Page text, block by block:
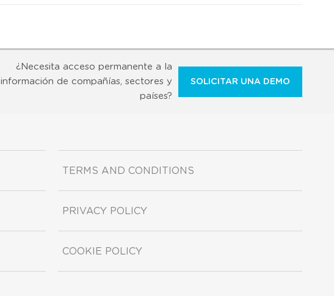
¿Necesita acceso permanente a la
información de compañías, sectores y
países?
SOLICITAR UNA DEMO
TERMS AND CONDITIONS
PRIVACY POLICY
COOKIE POLICY